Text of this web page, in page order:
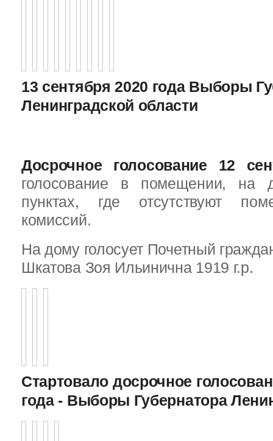
13 сентября 2020 года Выборы
Ленинградской области
Досрочное голосование 12
голосование в помещении, на
пунктах, где отсутствуют
комиссий.
На дому голосует Почетный
Шкатова Зоя Ильинична 1919 г.р.
Стартовало досрочное
года - Выборы Губернатора